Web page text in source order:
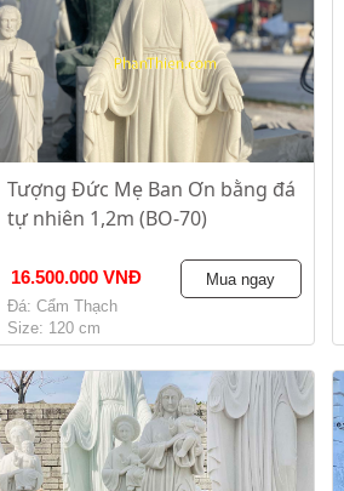
Tượng Đức Mẹ Ban Ơn bằng đá
tự nhiên 1,2m (BO-70)
16.500.000 VNĐ
Đá: Cẩm Thạch
Size: 120 cm
Mua ngay